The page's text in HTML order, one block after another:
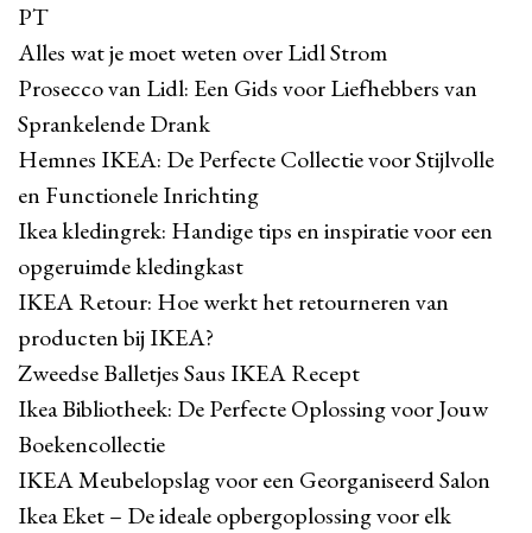
PT
Alles wat je moet weten over Lidl Strom
Prosecco van Lidl: Een Gids voor Liefhebbers van
Sprankelende Drank
Hemnes IKEA: De Perfecte Collectie voor Stijlvolle
en Functionele Inrichting
Ikea kledingrek: Handige tips en inspiratie voor een
opgeruimde kledingkast
IKEA Retour: Hoe werkt het retourneren van
producten bij IKEA?
Zweedse Balletjes Saus IKEA Recept
Ikea Bibliotheek: De Perfecte Oplossing voor Jouw
Boekencollectie
IKEA Meubelopslag voor een Georganiseerd Salon
Ikea Eket – De ideale opbergoplossing voor elk